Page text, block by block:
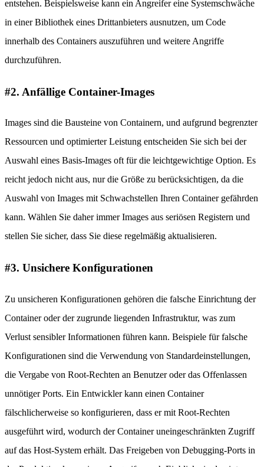
entstehen. Beispielsweise kann ein Angreifer eine Systemschwäche
in einer Bibliothek eines Drittanbieters ausnutzen, um Code
innerhalb des Containers auszuführen und weitere Angriffe
durchzuführen.
#2. Anfällige Container-Images
Images sind die Bausteine von Containern, und aufgrund begrenzter
Ressourcen und optimierter Leistung entscheiden Sie sich bei der
Auswahl eines Basis-Images oft für die leichtgewichtige Option. Es
reicht jedoch nicht aus, nur die Größe zu berücksichtigen, da die
Auswahl von Images mit Schwachstellen Ihren Container gefährden
kann. Wählen Sie daher immer Images aus seriösen Registern und
stellen Sie sicher, dass Sie diese regelmäßig aktualisieren.
#3. Unsichere Konfigurationen
Zu unsicheren Konfigurationen gehören die falsche Einrichtung der
Container oder der zugrunde liegenden Infrastruktur, was zum
Verlust sensibler Informationen führen kann. Beispiele für falsche
Konfigurationen sind die Verwendung von Standardeinstellungen,
die Vergabe von Root-Rechten an Benutzer oder das Offenlassen
unnötiger Ports. Ein Entwickler kann einen Container
fälschlicherweise so konfigurieren, dass er mit Root-Rechten
ausgeführt wird, wodurch der Container uneingeschränkten Zugriff
auf das Host-System erhält. Das Freigeben von Debugging-Ports in